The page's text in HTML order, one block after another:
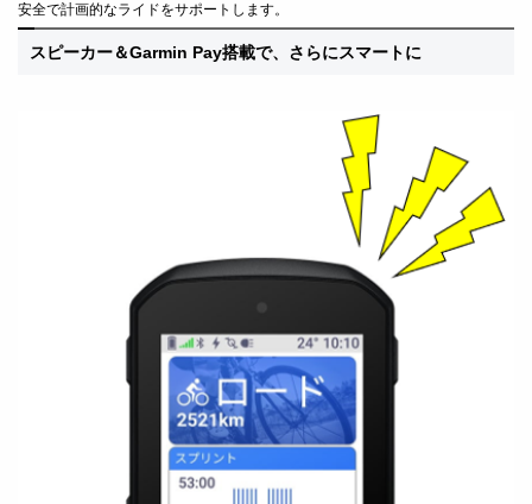
安全で計画的なライドをサポートします。
スピーカー＆Garmin Pay搭載で、さらにスマートに